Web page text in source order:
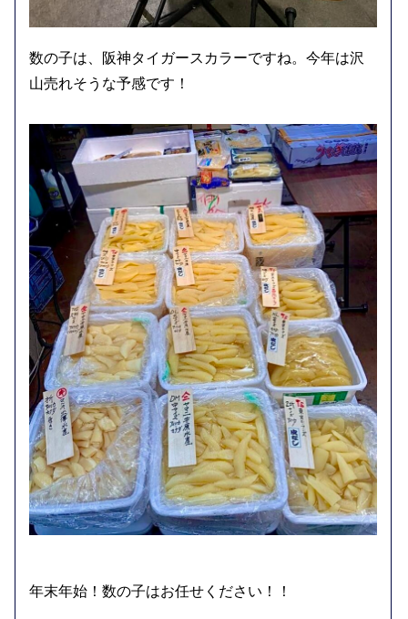
数の子は、阪神タイガースカラーですね。今年は沢
山売れそうな予感です！
年末年始！数の子はお任せください！！